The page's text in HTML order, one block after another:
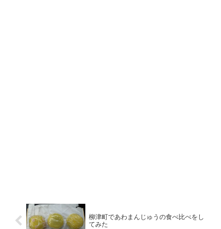
柳津町であわまんじゅうの食べ比べをし
てみた